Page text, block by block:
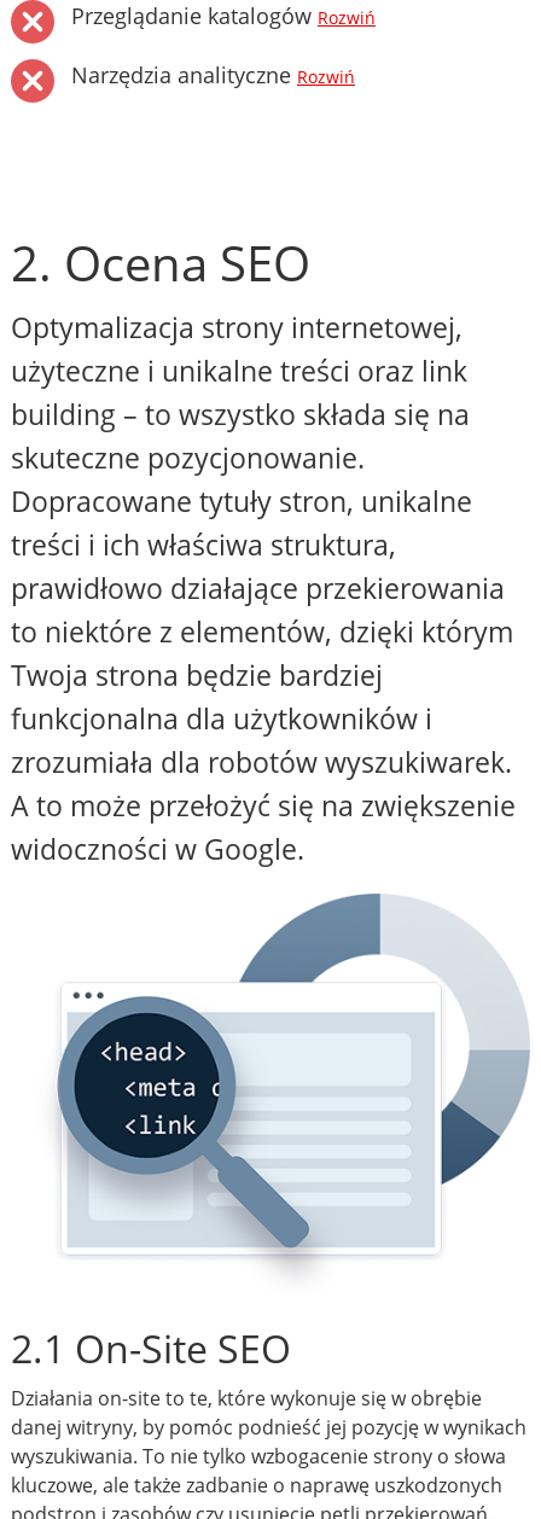
Przeglądanie katalogów Rozwiń
Narzędzia analityczne Rozwiń
2. Ocena SEO
Optymalizacja strony internetowej,
użyteczne i unikalne treści oraz link
building – to wszystko składa się na
skuteczne pozycjonowanie.
Dopracowane tytuły stron, unikalne
treści i ich właściwa struktura,
prawidłowo działające przekierowania
to niektóre z elementów, dzięki którym
Twoja strona będzie bardziej
funkcjonalna dla użytkowników i
zrozumiała dla robotów wyszukiwarek.
A to może przełożyć się na zwiększenie
widoczności w Google.
2.1 On-Site SEO
Działania on-site to te, które wykonuje się w obrębie
danej witryny, by pomóc podnieść jej pozycję w wynikach
wyszukiwania. To nie tylko wzbogacenie strony o słowa
kluczowe, ale także zadbanie o naprawę uszkodzonych
podstron i zasobów czy usunięcie pętli przekierowań.